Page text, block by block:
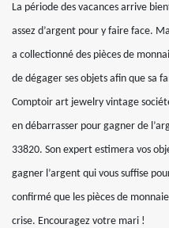
La période des vacances arrive
assez d’argent pour y faire face.
a collectionné des pièces de
de dégager ses objets afin que sa
Comptoir art jewelry vintage
en débarrasser pour gagner de
33820. Son expert estimera vos
gagner l’argent qui vous suffise
confirmé que les pièces de
crise. Encouragez votre mari !